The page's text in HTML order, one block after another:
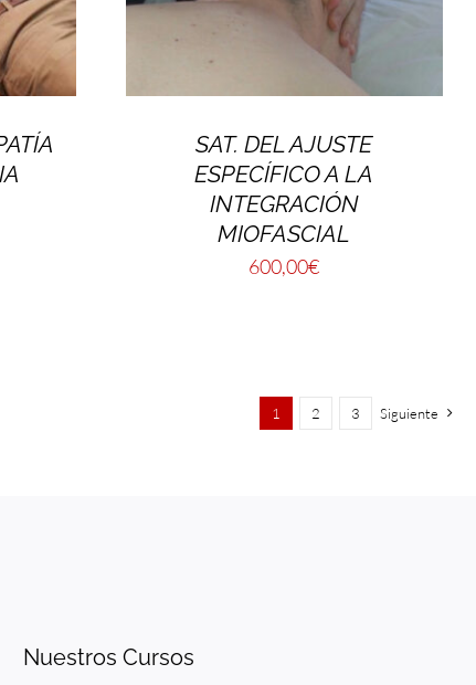
SAT. DEL AJUSTE
ESPECÍFICO A LA
INTEGRACIÓN
MIOFASCIAL
600,00€
1 2 3 Siguiente
Nuestros Cursos